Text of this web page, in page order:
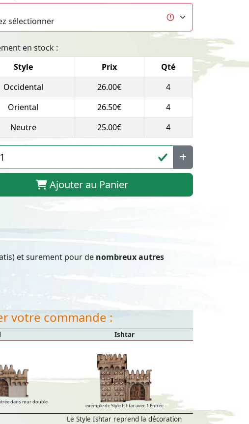
en stock :
Style
Prix
Qté
Occidental
26.00€
4
Oriental
26.50€
4
Neutre
25.00€ 4
Ajouter au Panier
et surement pour de nombreux autres
votre commande :
Ishtar
dans mur double
exemple de Style Ishtar avec 1 Entrée
Le Style Ishtar reprend la décoration